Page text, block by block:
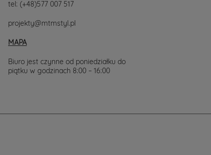
tel: (+48)577 007 517
projekty@mtmstyl.pl
MAPA
Biuro jest czynne od poniedziałku do
piątku w godzinach 8:00 – 16:00